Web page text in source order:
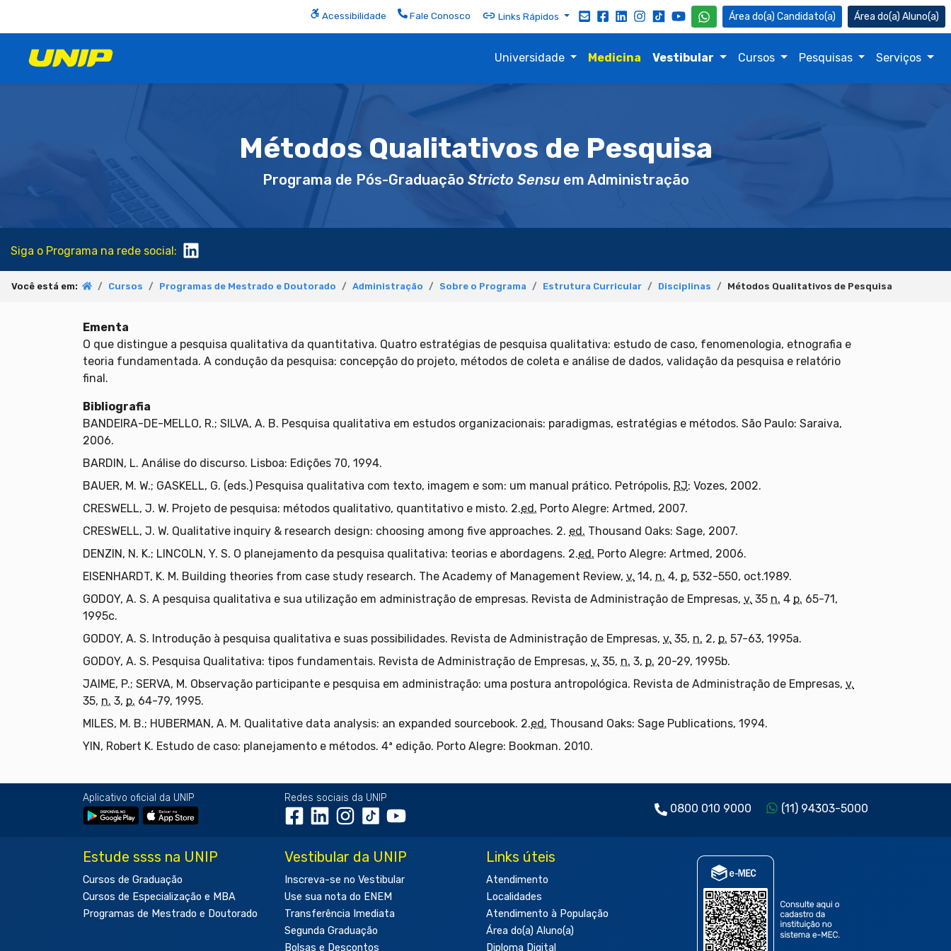
Acessibilidade Fale Conosco Links Rápidos Candidato(a) Aluno(a)
Universidade Medicina Vestibular Cursos Pesquisas Serviços
Métodos Qualitativos de Pesquisa
Programa de Pós-Graduação Stricto Sensuem Administração
Siga o Programa na rede social:
Você está em: Cursos Programas de Mestrado e Doutorado Administração Sobre o Programa Estrutura Curricular Disciplinas Métodos Qualitativos de Pesquisa
Ementa
O que distingue a pesquisa qualitativa da quantitativa. Quatro estratégias de pesquisa qualitativa: estudo de caso, fenomenologia, etnografia e
teoria fundamentada. A condução da pesquisa: concepção do projeto, métodos de coleta e análise de dados, validação da pesquisa e relatório
final.
Bibliografia
BANDEIRA-DE-MELLO, R.; SILVA, A. B. Pesquisa qualitativa em estudos organizacionais: paradigmas, estratégias e métodos. São Paulo: Saraiva,
2006.
BARDIN, L. Análise do discurso. Lisboa: Edições 70, 1994.
BAUER, M. W.; GASKELL, G. (eds.) Pesquisa qualitativa com texto, imagem e som: um manual prático. Petrópolis, RJ: Vozes, 2002.
CRESWELL, J. W. Projeto de pesquisa: métodos qualitativo, quantitativo e misto. 2.ed. Porto Alegre: Artmed, 2007.
CRESWELL, J. W. Qualitative inquiry & research design: choosing among five approaches. 2. ed. Thousand Oaks: Sage, 2007.
DENZIN, N. K.; LINCOLN, Y. S. O planejamento da pesquisa qualitativa: teorias e abordagens. 2.ed. Porto Alegre: Artmed, 2006.
EISENHARDT, K. M. Building theories from case study research. The Academy of Management Review, v. 14, n. 4, p. 532-550, oct.1989.
GODOY, A. S. A pesquisa qualitativa e sua utilização em administração de empresas. Revista de Administração de Empresas, v. 35 n. 4 p. 65-71,
1995c.
GODOY, A. S. Introdução à pesquisa qualitativa e suas possibilidades. Revista de Administração de Empresas, v. 35, n. 2, p. 57-63, 1995a.
GODOY, A. S. Pesquisa Qualitativa: tipos fundamentais. Revista de Administração de Empresas, v. 35, n. 3, p. 20-29, 1995b.
JAIME, P.; SERVA, M. Observação participante e pesquisa em administração: uma postura antropológica. Revista de Administração de Empresas, v.
35, n. 3, p. 64-79, 1995.
MILES, M. B.; HUBERMAN, A. M. Qualitative data analysis: an expanded sourcebook. 2.ed. Thousand Oaks: Sage Publications, 1994.
YIN, Robert K. Estudo de caso: planejamento e métodos. 4ª edição. Porto Alegre: Bookman. 2010.
Aplicativo oficial da UNIP Redes sociais da UNIP
0800 010 9000 (11) 94303-5000
Estude ssss na UNIP
Cursos de Graduação
Cursos de Especialização e MBA
Programas de Mestrado e Doutorado
Vestibular da UNIP
Inscreva-se no Vestibular
Use sua nota do ENEM
Transferência Imediata
Segunda Graduação
Bolsas e Descontos
Links úteis
Atendimento
Localidades
Atendimento à População
Área do(a) Aluno(a)
Diploma Digital